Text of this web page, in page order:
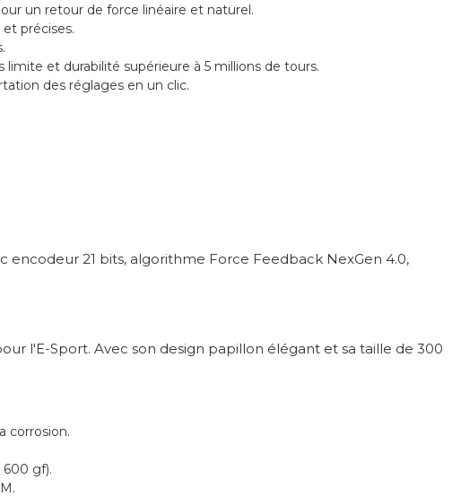
un retour de force linéaire et naturel.
précises.
et durabilité supérieure à 5 millions de tours.
des réglages en un clic.
21 bits, algorithme Force Feedback NexGen 4.0,
l'E-Sport. Avec son design papillon élégant et sa taille de 300
corrosion.
600 gf).